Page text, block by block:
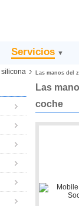
Servicios ▼
silicona Las manos del
Las
coche